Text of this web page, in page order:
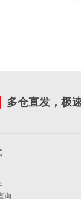
多仓直发，极
询